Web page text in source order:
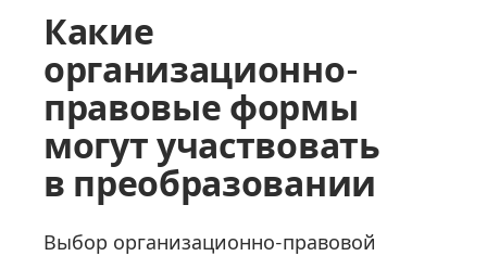
Какие
организационно-
правовые формы
могут участвовать
в преобразовании
Выбор организационно-правовой